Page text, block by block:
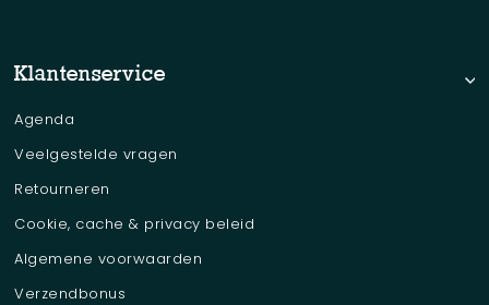
Klantenservice
Agenda
Veelgestelde vragen
Retourneren
Cookie, cache & privacy beleid
Algemene voorwaarden
Verzendbonus